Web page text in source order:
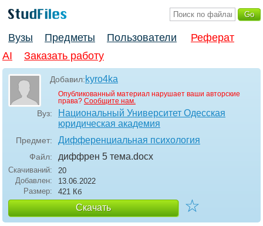
Вузы Предметы Пользователи
Реферат
AI
Заказать работу
Добавил:kyro4ka
Опубликованный материал нарушает ваши авторские
права? Сообщите нам.
Вуз:
Национальный Университет Одесская
юридическая академия
Предмет: Дифференциальная психология
Файл: диффрен 5 тема.docx
Скачиваний:
20
Добавлен:
13.06.2022
Размер:
421 Кб
Скачать ☆